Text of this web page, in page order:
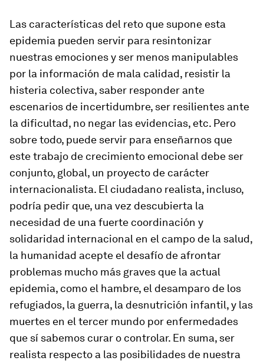
Las características del reto que supone esta
epidemia pueden servir para resintonizar
nuestras emociones y ser menos manipulables
por la información de mala calidad, resistir la
histeria colectiva, saber responder ante
escenarios de incertidumbre, ser resilientes ante
la dificultad, no negar las evidencias, etc. Pero
sobre todo, puede servir para enseñarnos que
este trabajo de crecimiento emocional debe ser
conjunto, global, un proyecto de carácter
internacionalista. El ciudadano realista, incluso,
podría pedir que, una vez descubierta la
necesidad de una fuerte coordinación y
solidaridad internacional en el campo de la salud,
la humanidad acepte el desafío de afrontar
problemas mucho más graves que la actual
epidemia, como el hambre, el desamparo de los
refugiados, la guerra, la desnutrición infantil, y las
muertes en el tercer mundo por enfermedades
que sí sabemos curar o controlar. En suma, ser
realista respecto a las posibilidades de nuestra